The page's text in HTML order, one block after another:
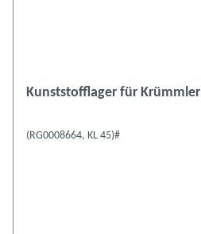
Kunststofflager für Krümmler
(RG0008664, KL 45)#